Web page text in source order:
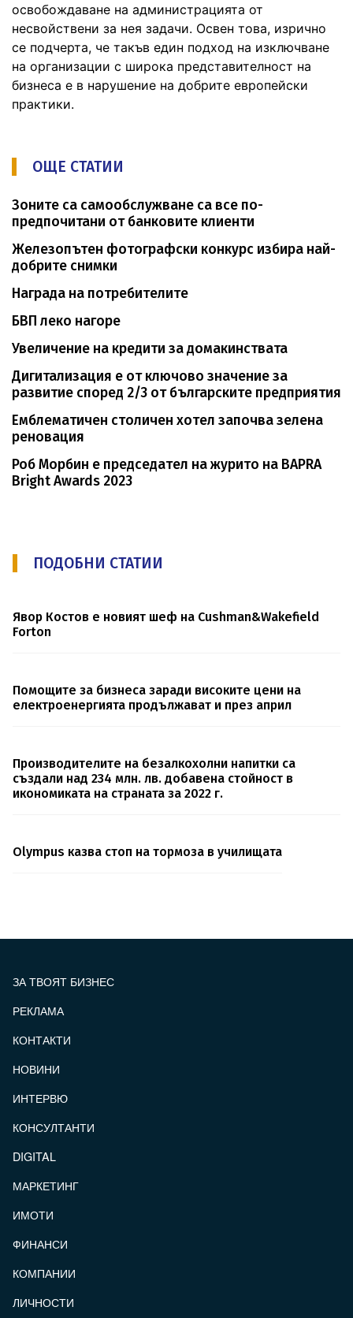
освобождаване на администрацията от
несвойствени за нея задачи. Освен това, изрично
се подчерта, че такъв един подход на изключване
на организации с широка представителност на
бизнеса е в нарушение на добрите европейски
практики.
ОЩЕ СТАТИИ
Зоните са самообслужване са все по-
предпочитани от банковите клиенти
Железопътен фотографски конкурс избира най-
добрите снимки
Награда на потребителите
БВП леко нагоре
Увеличение на кредити за домакинствата
Дигитализация е от ключово значение за
развитие според 2/3 от българските предприятия
Емблематичен столичен хотел започва зелена
реновация
Роб Морбин е председател на журито на BAPRA
Bright Awards 2023
ПОДОБНИ СТАТИИ
Явор Костов е новият шеф на Cushman&Wakefield
Forton
Помощите за бизнеса заради високите цени на
електроенергията продължават и през април
Производителите на безалкохолни напитки са
създали над 234 млн. лв. добавена стойност в
икономиката на страната за 2022 г.
Olympus казва стоп на тормоза в училищата
ЗА ТВОЯТ БИЗНЕС
РЕКЛАМА
КОНТАКТИ
НОВИНИ
ИНТЕРВЮ
КОНСУЛТАНТИ
DIGITAL
МАРКЕТИНГ
ИМОТИ
ФИНАНСИ
КОМПАНИИ
ЛИЧНОСТИ